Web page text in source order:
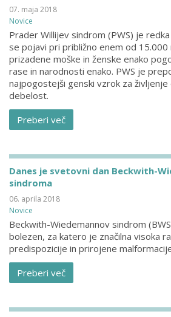
07. maja 2018
Novice
Prader Willijev sindrom (PWS) je
se pojavi pri približno enem od 15.000
prizadene moške in ženske enako
rase in narodnosti enako. PWS je
najpogostejši genski vzrok za
debelost.
Preberi več
Danes je svetovni dan Beckwith-
sindroma
06. aprila 2018
Novice
Beckwith-Wiedemannov sindrom
bolezen, za katero je značilna visoka
predispozicije in prirojene
Preberi več